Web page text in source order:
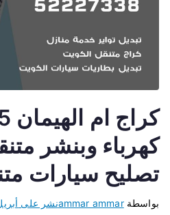
كهرباء وبنشر
تصليح سيارات
بواسطةammar ammarنشر على أبريل 14,